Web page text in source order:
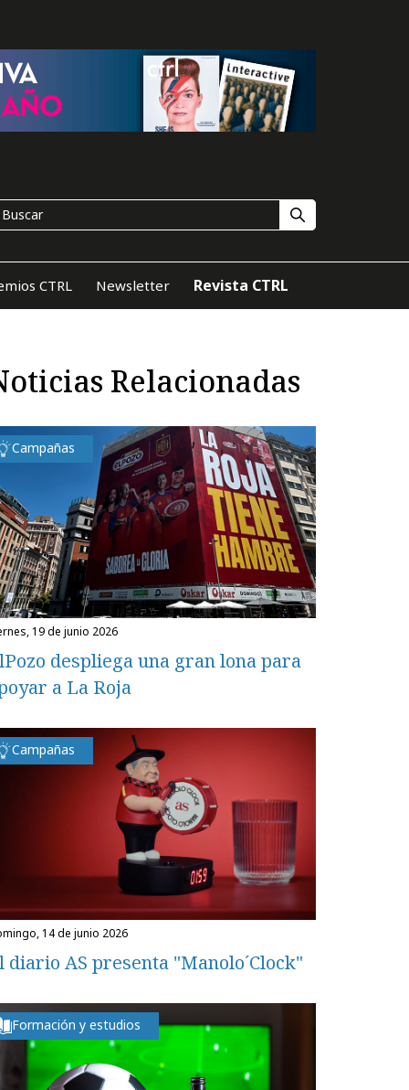
CTRL Newsletter Revista CTRL
Relacionadas
Campañas
19 de junio 2026
despliega una gran lona para
a La Roja
Campañas
14 de junio 2026
diario AS presenta "Manolo´Clock"
Formación y estudios